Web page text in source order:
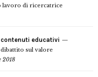
lavoro di ricercatrice
educativi
sul valore
2018